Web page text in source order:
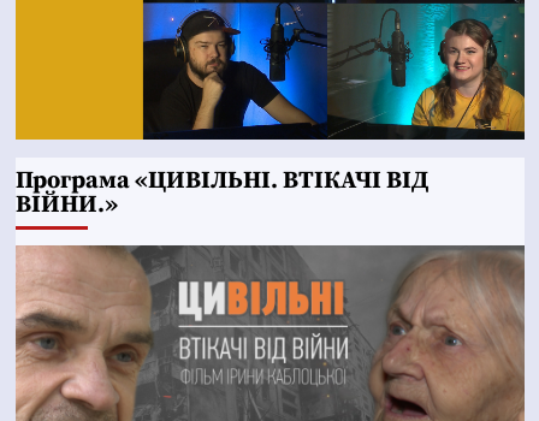
Програма «ЦИВІЛЬНІ. ВТІКАЧІ ВІД
ВІЙНИ.»